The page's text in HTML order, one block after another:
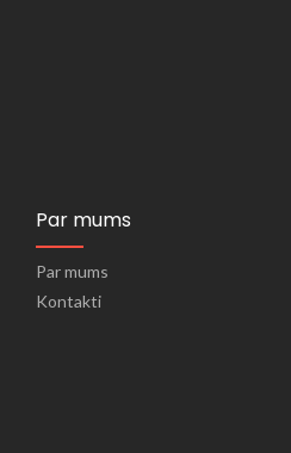
Par mums
Par mums
Kontakti